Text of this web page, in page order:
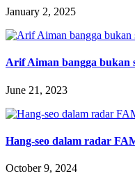
January 2, 2025
Arif Aiman bangga bukan
June 21, 2023
Hang-seo dalam radar
October 9, 2024